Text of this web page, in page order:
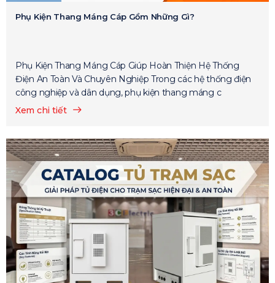
Phụ Kiện Thang Máng Cáp Gồm Những Gì?
Phụ Kiện Thang Máng Cáp Giúp Hoàn Thiện Hệ Thống
Điện An Toàn Và Chuyên Nghiệp Trong các hệ thống điện
công nghiệp và dân dụng, phụ kiện thang máng c
Xem chi tiết